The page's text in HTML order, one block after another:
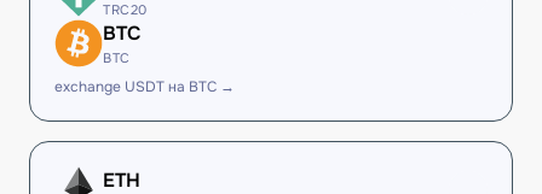
TRC20
BTC
BTC
exchange USDT на BTC →
ETH